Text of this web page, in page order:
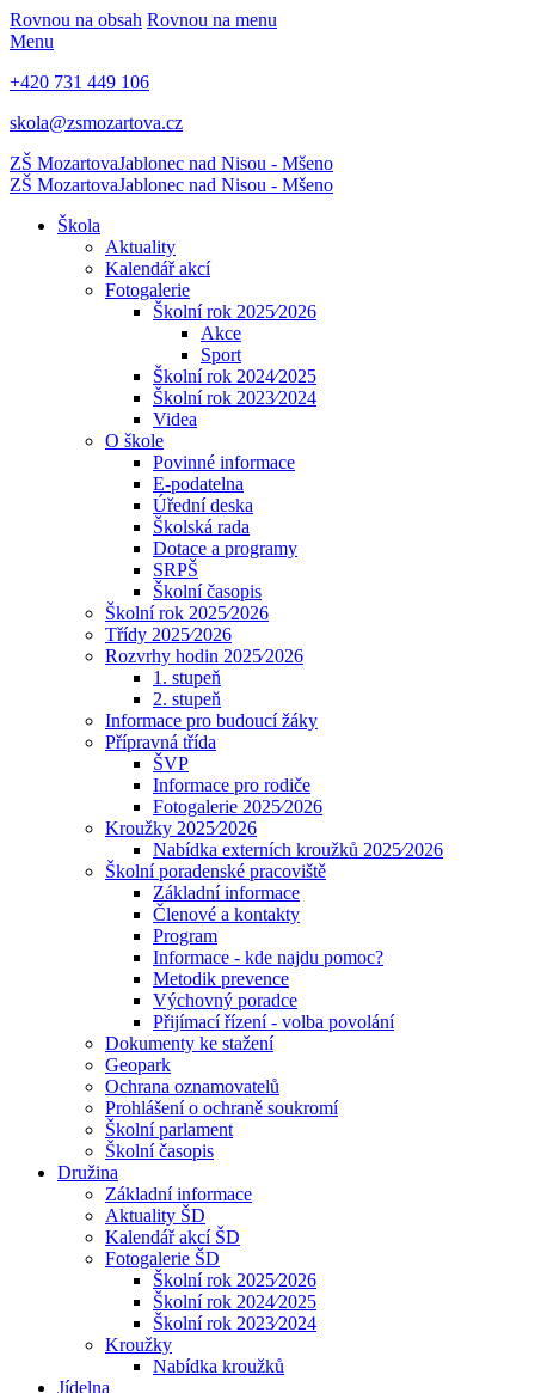
Rovnou na obsah Rovnou na menu
Menu
+420 731 449 106
skola@zsmozartova.cz
ZŠ MozartovaJablonec nad Nisou - Mšeno
ZŠ MozartovaJablonec nad Nisou - Mšeno
Škola
Aktuality
Kalendář akcí
Fotogalerie
Školní rok 2025⁄2026
Akce
Sport
Školní rok 2024⁄2025
Školní rok 2023⁄2024
Videa
O škole
Povinné informace
E-podatelna
Úřední deska
Školská rada
Dotace a programy
SRPŠ
Školní časopis
Školní rok 2025⁄2026
Třídy 2025⁄2026
Rozvrhy hodin 2025⁄2026
1. stupeň
2. stupeň
Informace pro budoucí žáky
Přípravná třída
ŠVP
Informace pro rodiče
Fotogalerie 2025⁄2026
Kroužky 2025⁄2026
Nabídka externích kroužků 2025⁄2026
Školní poradenské pracoviště
Základní informace
Členové a kontakty
Program
Informace - kde najdu pomoc?
Metodik prevence
Výchovný poradce
Přijímací řízení - volba povolání
Dokumenty ke stažení
Geopark
Ochrana oznamovatelů
Prohlášení o ochraně soukromí
Školní parlament
Školní časopis
Družina
Základní informace
Aktuality ŠD
Kalendář akcí ŠD
Fotogalerie ŠD
Školní rok 2025⁄2026
Školní rok 2024⁄2025
Školní rok 2023⁄2024
Kroužky
Nabídka kroužků
Jídelna